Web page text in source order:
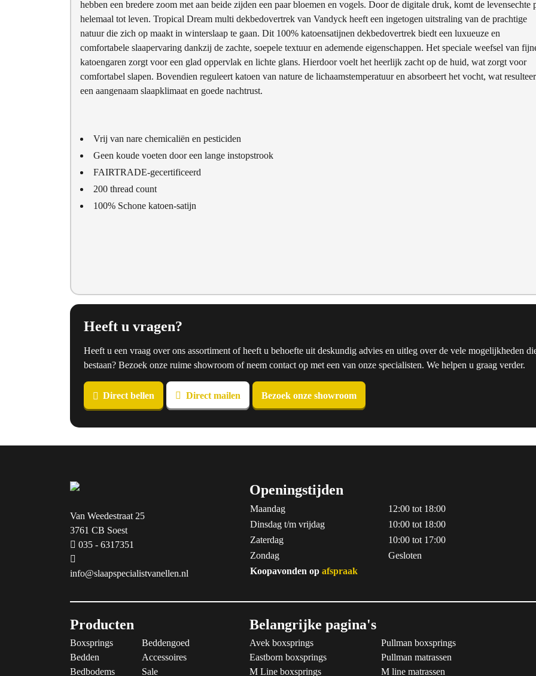
hebben een bredere zoom met aan beide zijden een paar bloemen en vogels. Door de digitale druk, komt de levensechte
helemaal tot leven. Tropical Dream multi dekbedovertrek van Vandyck heeft een ingetogen uitstraling van de prachtige
natuur die zich op maakt in winterslaap te gaan. Dit 100% katoensatijnen dekbedovertrek biedt een luxueuze en
comfortabele slaapervaring dankzij de zachte, soepele textuur en ademende eigenschappen. Het speciale weefsel van
katoengaren zorgt voor een glad oppervlak en lichte glans. Hierdoor voelt het heerlijk zacht op de huid, wat zorgt voor
comfortabel slapen. Bovendien reguleert katoen van nature de lichaamstemperatuur en absorbeert het vocht, wat
een aangenaam slaapklimaat en goede nachtrust.
Vrij van nare chemicaliën en pesticiden
Geen koude voeten door een lange instopstrook
FAIRTRADE-gecertificeerd
200 thread count
100% Schone katoen-satijn
Heeft u vragen?
Heeft u een vraag over ons assortiment of heeft u behoefte uit deskundig advies en uitleg over de vele mogelijkheden
bestaan? Bezoek onze ruime showroom of neem contact op met een van onze specialisten. We helpen u graag verder.
Direct bellen Direct mailen Bezoek onze showroom
Van Weedestraat 25
3761 CB Soest
035 - 6317351
info@slaapspecialistvanellen.nl
Openingstijden
Maandag
12:00 tot 18:00
Dinsdag t/m vrijdag
10:00 tot 18:00
Zaterdag
10:00 tot 17:00
Zondag
Gesloten
Koopavonden op afspraak
Producten
Boxsprings
Bedden
Bedbodems
Beddengoed
Accessoires
Sale
Belangrijke pagina's
Avek boxsprings
Eastborn boxsprings
M Line boxsprings
Pullman boxsprings
Pullman matrassen
M line matrassen